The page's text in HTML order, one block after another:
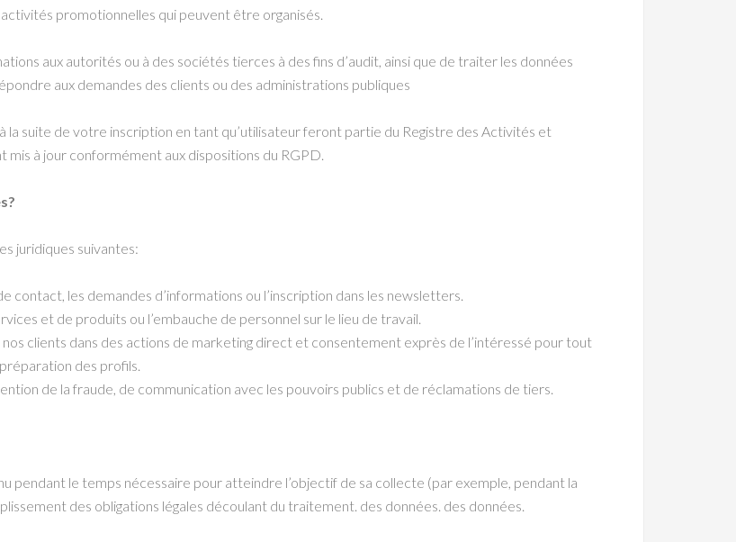
promotionnelles qui peuvent être organisés.
aux autorités ou à des sociétés tierces à des fins d’audit, ainsi que de traiter les données
aux demandes des clients ou des administrations publiques
la suite de votre inscription en tant qu’utilisateur feront partie du Registre des Activités et
à jour conformément aux dispositions du RGPD.
juridiques suivantes:
contact, les demandes d’informations ou l’inscription dans les newsletters.
et de produits ou l’embauche de personnel sur le lieu de travail.
clients dans des actions de marketing direct et consentement exprès de l’intéressé pour tout
des profils.
de la fraude, de communication avec les pouvoirs publics et de réclamations de tiers.
pendant le temps nécessaire pour atteindre l’objectif de sa collecte (par exemple, pendant la
des obligations légales découlant du traitement. des données. des données.